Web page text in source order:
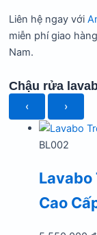
Liên hệ ngay với
miễn phí giao
Nam.
Chậu rửa
‹ ›
BL002
Lavabo
Cao